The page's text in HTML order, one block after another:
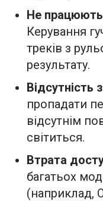
Не працюють
Керування
треків з
результату.
Відсутність
пропадати
відсутнім
світиться.
Втрата
багатьох
(наприклад,